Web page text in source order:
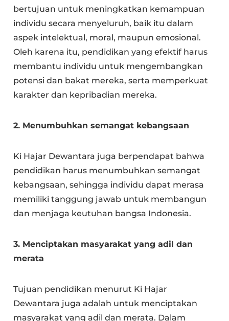
bertujuan untuk meningkatkan kemampuan
individu secara menyeluruh, baik itu dalam
aspek intelektual, moral, maupun emosional.
Oleh karena itu, pendidikan yang efektif harus
membantu individu untuk mengembangkan
potensi dan bakat mereka, serta memperkuat
karakter dan kepribadian mereka.
2. Menumbuhkan semangat kebangsaan
Ki Hajar Dewantara juga berpendapat bahwa
pendidikan harus menumbuhkan semangat
kebangsaan, sehingga individu dapat merasa
memiliki tanggung jawab untuk membangun
dan menjaga keutuhan bangsa Indonesia.
3. Menciptakan masyarakat yang adil dan
merata
Tujuan pendidikan menurut Ki Hajar
Dewantara juga adalah untuk menciptakan
masyarakat yang adil dan merata. Dalam